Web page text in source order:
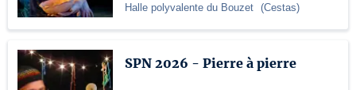
Halle polyvalente du Bouzet (Cestas)
SPN 2026 - Pierre à pierre